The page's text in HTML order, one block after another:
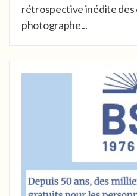
rétrospective inédite des
photographe...